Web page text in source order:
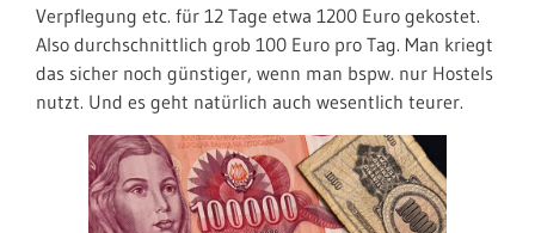
Verpflegung etc. für 12 Tage etwa 1200 Euro gekostet.
Also durchschnittlich grob 100 Euro pro Tag. Man kriegt
das sicher noch günstiger, wenn man bspw. nur Hostels
nutzt. Und es geht natürlich auch wesentlich teurer.